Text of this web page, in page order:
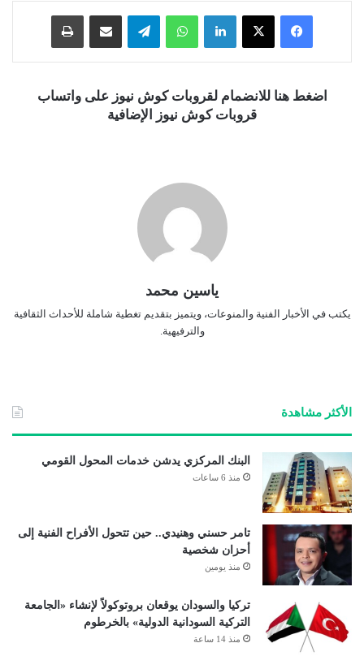
فيسبوك ‫X لينكدإن واتساب تيلقرام
اضغط هنا للانضمام لقروبات كوش نيوز على واتساب
قروبات كوش نيوز الإضافية
ياسين محمد
يكتب في الأخبار الفنية والمنوعات، ويتميز بتقديم تغطية شاملة للأحداث الثقافية
والترفيهية.
الأكثر مشاهدة
البنك المركزي يدشن خدمات المحول القومي
منذ 6 ساعات
تامر حسني وهنيدي.. حين تتحول الأفراح الفنية إلى
أحزان شخصية
منذ يومين
تركيا والسودان يوقعان بروتوكولاً لإنشاء «الجامعة
التركية السودانية الدولية» بالخرطوم
منذ 14 ساعة